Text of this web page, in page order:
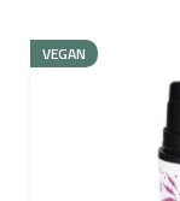
VEGAN